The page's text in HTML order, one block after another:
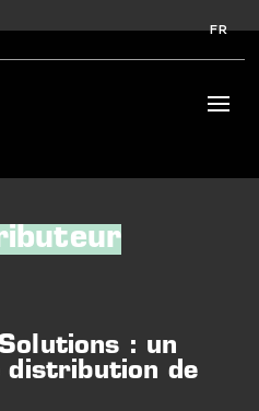
FR
: un
distribution de